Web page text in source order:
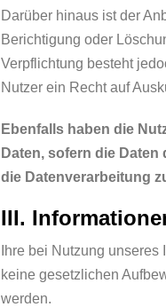
Darüber hinaus ist der
Berichtigung oder
Verpflichtung besteht
Nutzer ein Recht auf
Ebenfalls haben die
Daten, sofern die
die Datenverarbeitung
III.
Ihre bei Nutzung
keine gesetzlichen
werden.